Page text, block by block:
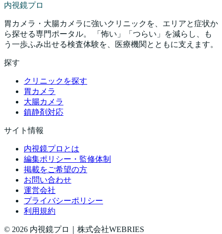
内視鏡プロ
胃カメラ・大腸カメラに強いクリニックを、エリアと症状か
ら探せる専門ポータル。 「怖い」「つらい」を減らし、も
う一歩ふみ出せる検査体験を、医療機関とともに支えます。
探す
クリニックを探す
胃カメラ
大腸カメラ
鎮静剤対応
サイト情報
内視鏡プロとは
編集ポリシー・監修体制
掲載をご希望の方
お問い合わせ
運営会社
プライバシーポリシー
利用規約
© 2026 内視鏡プロ｜株式会社WEBRIES